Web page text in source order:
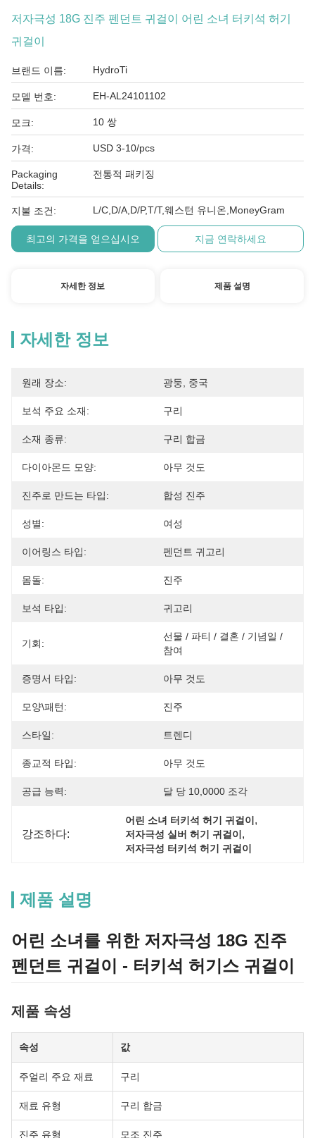
저자극성 18G 진주 펜던트 귀걸이 어린 소녀 터키석 허기
귀걸이
브랜드 이름: HydroTi
모델 번호: EH-AL24101102
모크: 10 쌍
가격: USD 3-10/pcs
Packaging
Details:
전통적 패키징
지불 조건: L/C,D/A,D/P,T/T,웨스턴 유니온,MoneyGram
최고의 가격을 얻으십시오 지금 연락하세요
자세한 정보 제품 설명
자세한 정보
원래 장소: 광둥, 중국
보석 주요 소재: 구리
소재 종류: 구리 합금
다이아몬드 모양: 아무 것도
진주로 만드는 타입: 합성 진주
성별: 여성
이어링스 타입: 펜던트 귀고리
몸돌: 진주
보석 타입: 귀고리
기회:
선물 / 파티 / 결혼 / 기념일 /
참여
증명서 타입: 아무 것도
모양\패턴: 진주
스타일: 트렌디
종교적 타입: 아무 것도
공급 능력: 달 당 10,0000 조각
강조하다:
어린 소녀 터키석 허기 귀걸이 ,
저자극성 실버 허기 귀걸이 ,
저자극성 터키석 허기 귀걸이
제품 설명
어린 소녀를 위한 저자극성 18G 진주
펜던트 귀걸이 - 터키석 허기스 귀걸이
제품 속성
속성 값
주얼리 주요 재료 구리
재료 유형 구리 합금
진주 유형 모조 진주